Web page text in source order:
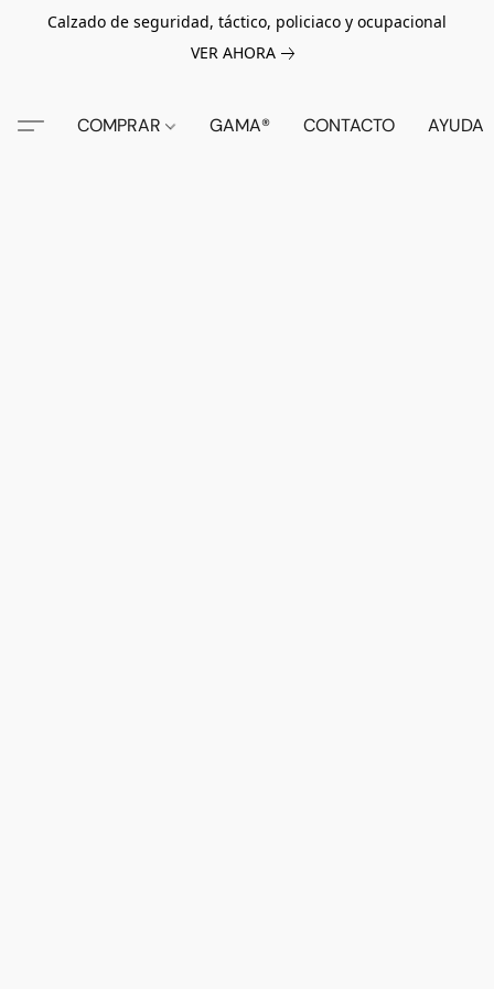
Calzado de seguridad, táctico, policiaco y ocupacional
VER AHORA
COMPRAR GAMA® CONTACTO AYUDA